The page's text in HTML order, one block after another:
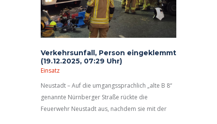
Verkehrsunfall, Person eingeklemmt
(19.12.2025, 07:29 Uhr)
Einsatz
Neustadt – Auf die umgangssprachlich „alte B 8“
genannte Nürnberger Straße rückte die
Feuerwehr Neustadt aus, nachdem sie mit der